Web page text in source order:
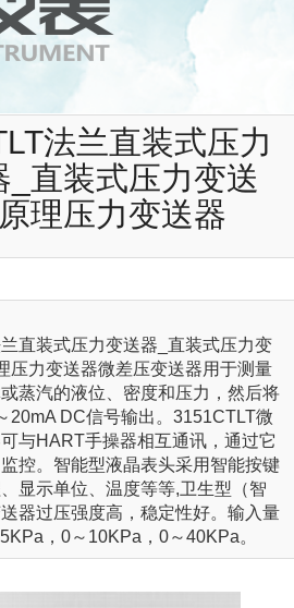
法兰直装式压力
_直装式压力变送
理压力变送器
直装式压力变送器_直装式压力变
压力变送器微差压变送器用于测量
蒸汽的液位、密度和压力，然后将
20mA DC信号输出。 3151CTLT微
与HART手操器相互通讯，通过它
控。智能型液晶表头采用智能按键
显示单位、温度等等,卫生型（智
器过压强度高，稳定性好。输入量
， 0～ 10KPa ， 0～40KPa。